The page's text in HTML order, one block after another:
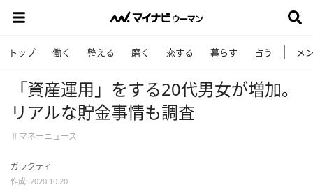
トップ 働く 整える 磨く 恋する 暮らす 占う メ
「資産運用」をする20代男女が増加。
リアルな貯金事情も調査
＃マネーニュース
ガラクティ
作成: 2020.10.20